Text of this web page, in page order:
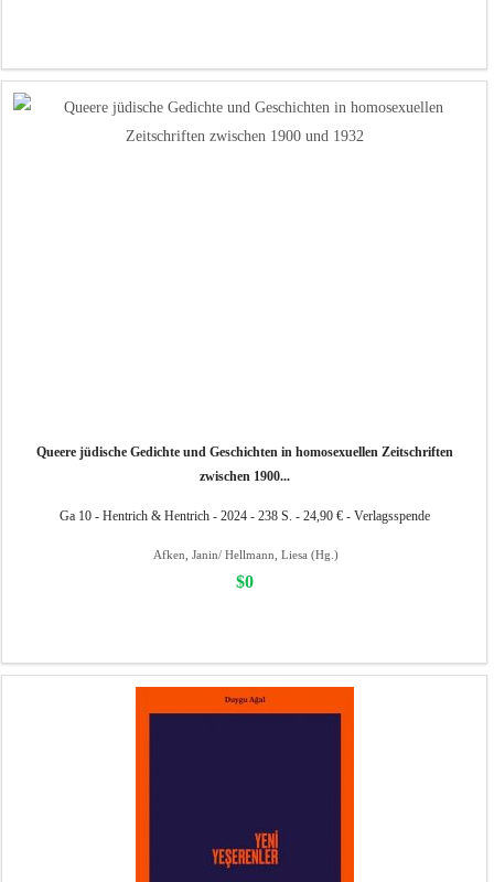
Queere jüdische Gedichte und Geschichten in homosexuellen Zeitschriften
zwischen 1900...
Ga 10 - Hentrich & Hentrich - 2024 - 238 S. - 24,90 € - Verlagsspende
Afken, Janin/ Hellmann, Liesa (Hg.)
$0